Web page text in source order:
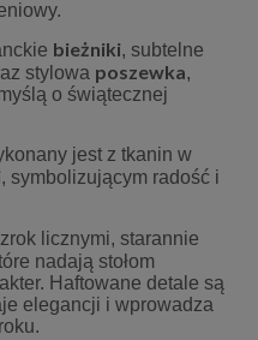
bieżniki, subtelne
stylowa poszewka,
o świątecznej
jest z tkanin w
, symbolizującym radość i
licznymi, starannie
nadają stołom
Haftowane detale są
elegancji i wprowadza